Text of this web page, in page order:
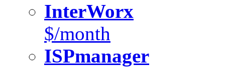
InterWorx
$/month
ISPmanager